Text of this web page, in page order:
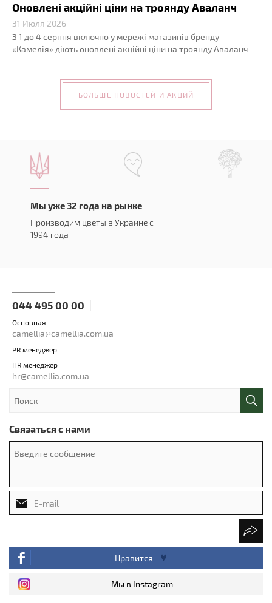
Оновлені акційні ціни на троянду Аваланч
31 Июля 2026
З 1 до 4 серпня включно у мережі магазинів бренду
«Камелія» діють оновлені акційні ціни на троянду Аваланч
БОЛЬШЕ НОВОСТЕЙ И АКЦИЙ
Мы уже 32 года на рынке
Производим цветы в Украине с
1994 года
044 495 00 00
Основная
camellia@camellia.com.ua
PR менеджер
HR менеджер
hr@camellia.com.ua
Связаться с нами
Нравится
Мы в Instagram